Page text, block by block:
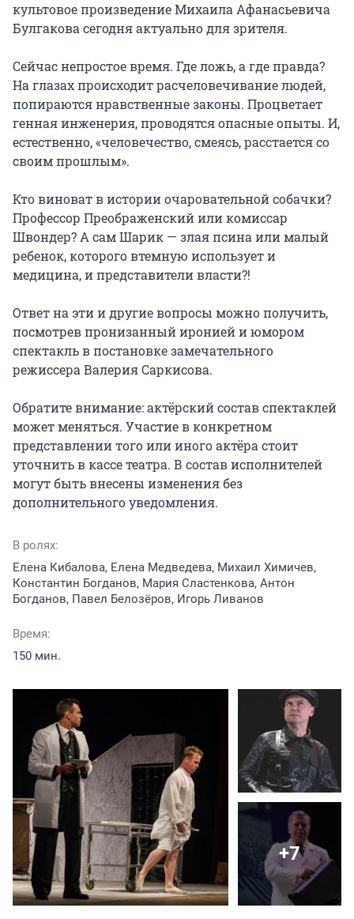
культовое произведение Михаила Афанасьевича
Булгакова сегодня актуально для зрителя.
Сейчас непростое время. Где ложь, а где правда?
На глазах происходит расчеловечивание людей,
попираются нравственные законы. Процветает
генная инженерия, проводятся опасные опыты. И,
естественно, «человечество, смеясь, расстается со
своим прошлым».
Кто виноват в истории очаровательной собачки?
Профессор Преображенский или комиссар
Швондер? А сам Шарик — злая псина или малый
ребенок, которого втемную использует и
медицина, и представители власти?!
Ответ на эти и другие вопросы можно получить,
посмотрев пронизанный иронией и юмором
спектакль в постановке замечательного
режиссера Валерия Саркисова.
Обратите внимание: актёрский состав спектаклей
может меняться. Участие в конкретном
представлении того или иного актёра стоит
уточнить в кассе театра. В состав исполнителей
могут быть внесены изменения без
дополнительного уведомления.
В ролях:
Елена Кибалова, Елена Медведева, Михаил Химичев,
Константин Богданов, Мария Сластенкова, Антон
Богданов, Павел Белозёров, Игорь Ливанов
Время:
150 мин.
+7